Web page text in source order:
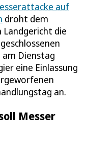
auf
droht dem
die
Dienstag
eine Einlassung
an.
Messer